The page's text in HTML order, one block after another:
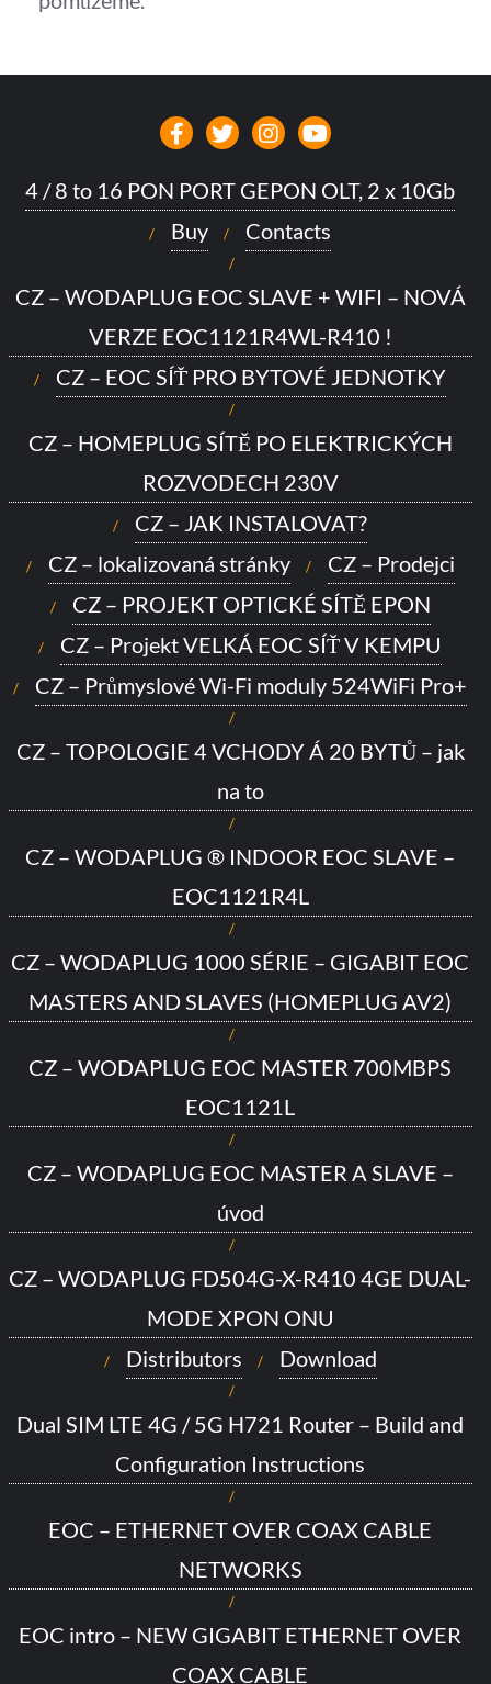
4 / 8 to 16 PON PORT GEPON OLT, 2 x 10Gb
Buy
Contacts
CZ – WODAPLUG EOC SLAVE + WIFI – NOVÁ
VERZE EOC1121R4WL-R410 !
CZ – EOC SÍŤ PRO BYTOVÉ JEDNOTKY
CZ – HOMEPLUG SÍTĚ PO ELEKTRICKÝCH
ROZVODECH 230V
CZ – JAK INSTALOVAT?
CZ – lokalizovaná stránky
CZ – Prodejci
CZ – PROJEKT OPTICKÉ SÍTĚ EPON
CZ – Projekt VELKÁ EOC SÍŤ V KEMPU
CZ – Průmyslové Wi-Fi moduly 524WiFi Pro+
CZ – TOPOLOGIE 4 VCHODY Á 20 BYTŮ – jak
na to
CZ – WODAPLUG ® INDOOR EOC SLAVE –
EOC1121R4L
CZ – WODAPLUG 1000 SÉRIE – GIGABIT EOC
MASTERS AND SLAVES (HOMEPLUG AV2)
CZ – WODAPLUG EOC MASTER 700MBPS
EOC1121L
CZ – WODAPLUG EOC MASTER A SLAVE –
úvod
CZ – WODAPLUG FD504G-X-R410 4GE DUAL-
MODE XPON ONU
Distributors
Download
Dual SIM LTE 4G / 5G H721 Router – Build and
Configuration Instructions
EOC – ETHERNET OVER COAX CABLE
NETWORKS
EOC intro – NEW GIGABIT ETHERNET OVER
COAX CABLE